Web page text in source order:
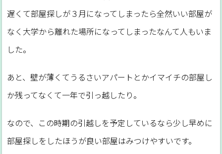
遅くて部屋探しが３月になってしまったら全然いい部屋が
なく大学から離れた場所になってしまったなんて人もいま
した。
あと、壁が薄くてうるさいアパートとかイマイチの部屋し
か残ってなくて一年で引っ越したり。
なので、この時期の引越しを予定しているなら少し早めに
部屋探しをしたほうが良い部屋はみつけやすいです。